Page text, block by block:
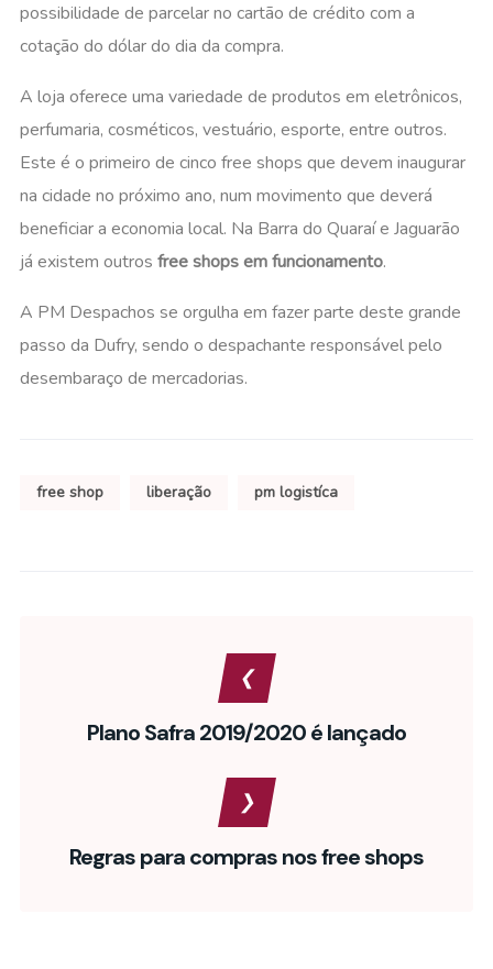
possibilidade de parcelar no cartão de crédito com a
cotação do dólar do dia da compra.
A loja oferece uma variedade de produtos em eletrônicos,
perfumaria, cosméticos, vestuário, esporte, entre outros.
Este é o primeiro de cinco free shops que devem inaugurar
na cidade no próximo ano, num movimento que deverá
beneficiar a economia local. Na Barra do Quaraí e Jaguarão
já existem outros free shops em funcionamento.
A PM Despachos se orgulha em fazer parte deste grande
passo da Dufry, sendo o despachante responsável pelo
desembaraço de mercadorias.
free shop liberação pm logistíca
Plano Safra 2019/2020 é lançado
Regras para compras nos free shops